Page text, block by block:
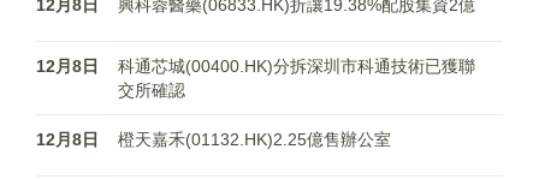
12月8日 興科蓉醫藥(06833.HK)折讓19.38%配股集資2億
12月8日
科通芯城(00400.HK)分拆深圳市科通技術已獲聯
交所確認
12月8日 橙天嘉禾(01132.HK)2.25億售辦公室